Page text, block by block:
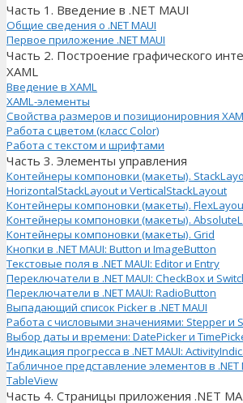
Часть 1. Введение в .NET MAUI
Общие сведения о .NET MAUI
Первое приложение .NET MAUI
Часть 2. Построение графического
XAML
Введение в XAML
XAML-элементы
Свойства размеров и позиционировния
Работа с цветом (класс Color)
Работа с текстом и шрифтами
Часть 3. Элементы управления
Контейнеры компоновки (макеты).
HorizontalStackLayout и VerticalStackLayout
Контейнеры компоновки (макеты).
Контейнеры компоновки (макеты).
Контейнеры компоновки (макеты). Grid
Кнопки в .NET MAUI: Button и ImageButton
Текстовые поля в .NET MAUI: Editor и Entry
Переключатели в .NET MAUI: CheckBox и
Переключатели в .NET MAUI: RadioButton
Выпадающий список Picker в .NET MAUI
Работа с числовыми значениями: Stepper и
Выбор даты и времени: DatePicker и
Индикация прогресса в .NET MAUI:
Табличное представление элементов в .NET
TableView
Часть 4. Страницы приложения .NET